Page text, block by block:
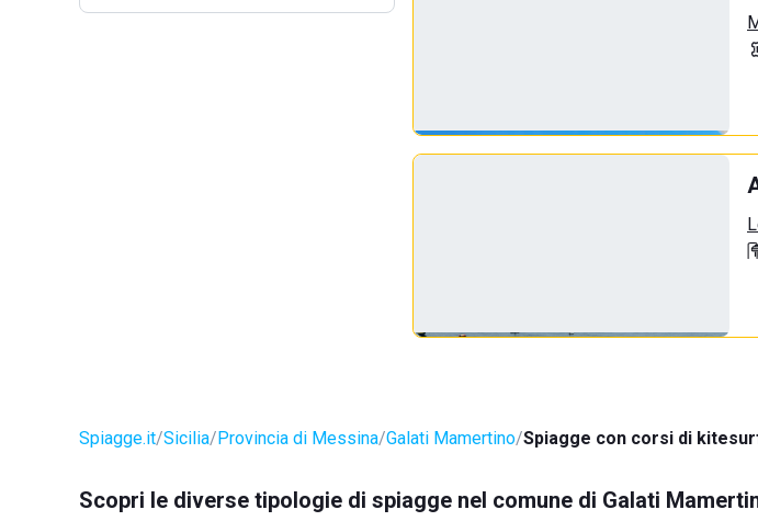
Spiagge.it Sicilia Provincia di Messina Galati Mamertino Spiagge con corsi di
Scopri le diverse tipologie di spiagge nel comune di Galati